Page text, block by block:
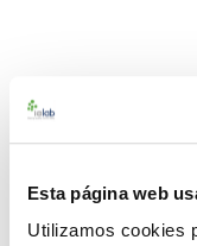
Esta página web
Utilizamos cookies